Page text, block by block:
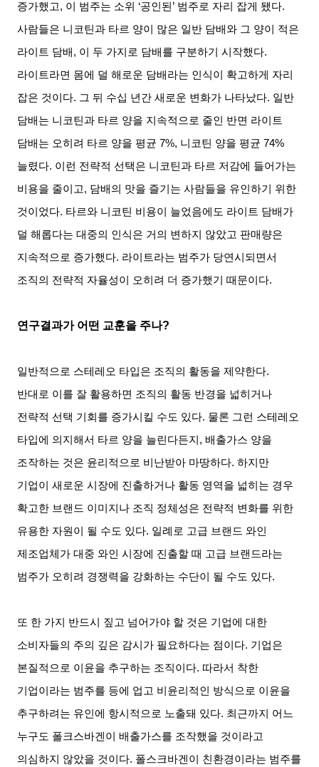
증가했고, 이 범주는 소위 ‘공인된’ 범주로 자리 잡게 됐다.
사람들은 니코틴과 타르 양이 많은 일반 담배와 그 양이 적은
라이트 담배 , 이 두 가지로 담배를 구분하기 시작했다.
라이트라면 몸에 덜 해로운 담배라는 인식이 확고하게 자리
잡은 것이다. 그 뒤 수십 년간 새로운 변화가 나타났다. 일반
담배는 니코틴과 타르 양을 지속적으로 줄인 반면 라이트
담배는 오히려 타르 양을 평균 7%, 니코틴 양을 평균 74%
늘렸다. 이런 전략적 선택은 니코틴과 타르 저감에 들어가는
비용을 줄이고, 담배의 맛을 즐기는 사람들을 유인하기 위한
것이었다. 타르와 니코틴 비용이 늘었음에도 라이트 담배가
덜 해롭다는 대중의 인식은 거의 변하지 않았고 판매량은
지속적으로 증가했다. 라이트라는 범주가 당연시되면서
조직의 전략적 자율성이 오히려 더 증가했기 때문이다.
연구결과가 어떤 교훈을 주나?
일반적으로 스테레오 타입은 조직의 활동을 제약한다.
반대로 이를 잘 활용하면 조직의 활동 반경을 넓히거나
전략적 선택 기회를 증가시킬 수도 있다. 물론 그런 스테레오
타입에 의지해서 타르 양을 늘린다든지 ,배출가스 양을
조작하는 것은 윤리적으로 비난받아 마땅하다.하지만
기업이 새로운 시장에 진출하거나 활동 영역을 넓히는 경우
확고한 브랜드 이미지나 조직 정체성은 전략적 변화를 위한
유용한 자원이 될 수도 있다. 일례로 고급 브랜드 와인
제조업체가 대중 와인 시장에 진출할 때 고급 브랜드라는
범주가 오히려 경쟁력을 강화하는 수단이 될 수도 있다.
또 한 가지 반드시 짚고 넘어가야 할 것은 기업에 대한
소비자들의 주의 깊은 감시가 필요하다는 점이다. 기업은
본질적으로 이윤을 추구하는 조직이다. 따라서 착한
기업이라는 범주를 등에 업고 비윤리적인 방식으로 이윤을
추구하려는 유인에 항시적으로 노출돼 있다. 최근까지 어느
누구도 폴크스바겐이 배출가스를 조작했을 것이라고
의심하지 않았을 것이다. 폴스크바겐이 친환경이라는 범주를